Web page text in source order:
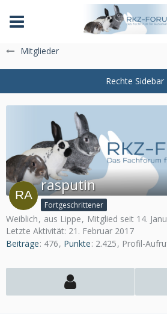
Das Fachforum der Rassekaninchenzucht
Mitglieder
rasputin
Fortgeschrittener
Weiblich aus Lippe
Mitglied seit 14.
Letzte Aktivität: 21. Februar 2017
Beiträge 476 Punkte 2.425 Profil-